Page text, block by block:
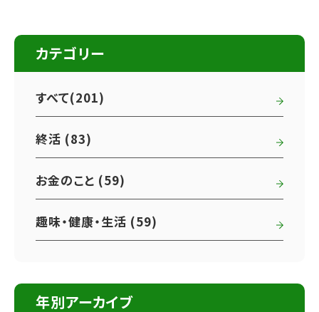
カテゴリー
すべて(201)
終活 (83)
お金のこと (59)
趣味・健康・生活 (59)
年別アーカイブ